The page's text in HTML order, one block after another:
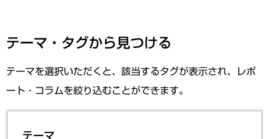
テーマ・タグから見つける
テーマを選択いただくと、該当するタグが表示され、レポ
ート・コラムを絞り込むことができます。
テーマ